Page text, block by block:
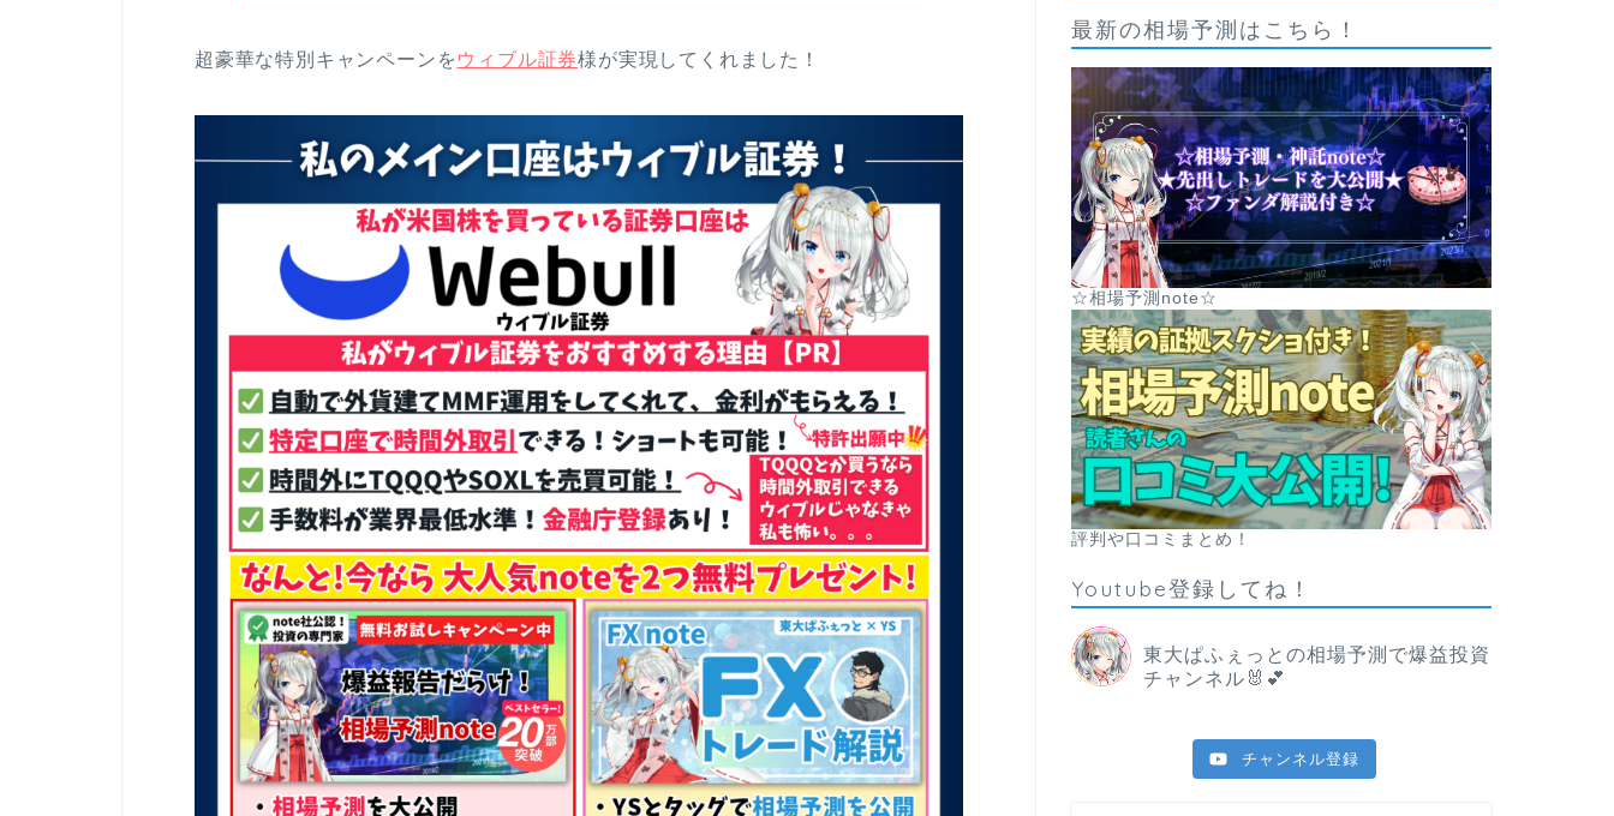
超豪華な特別キャンペーンを ウィブル証券様が実現してくれました！
最新の相場予測はこちら！
☆相場予測note☆
評判や口コミまとめ！
Youtube登録してね！
東大ぱふぇっとの相場予測で爆益投資
チャンネル🐰💕
チャンネル登録